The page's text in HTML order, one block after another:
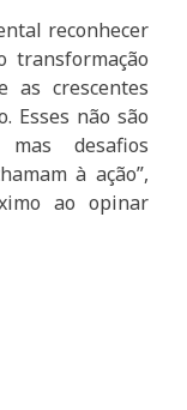
reconhecer
transformação
as crescentes
Esses não são
desafios
à ação”,
ao opinar